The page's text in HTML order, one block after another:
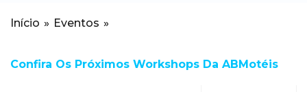
Início » Eventos »
Confira Os Próximos Workshops Da ABMotéis